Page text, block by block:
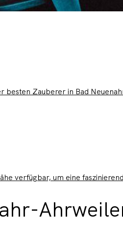
besten Zauberer in Bad
verfügbar, um eine